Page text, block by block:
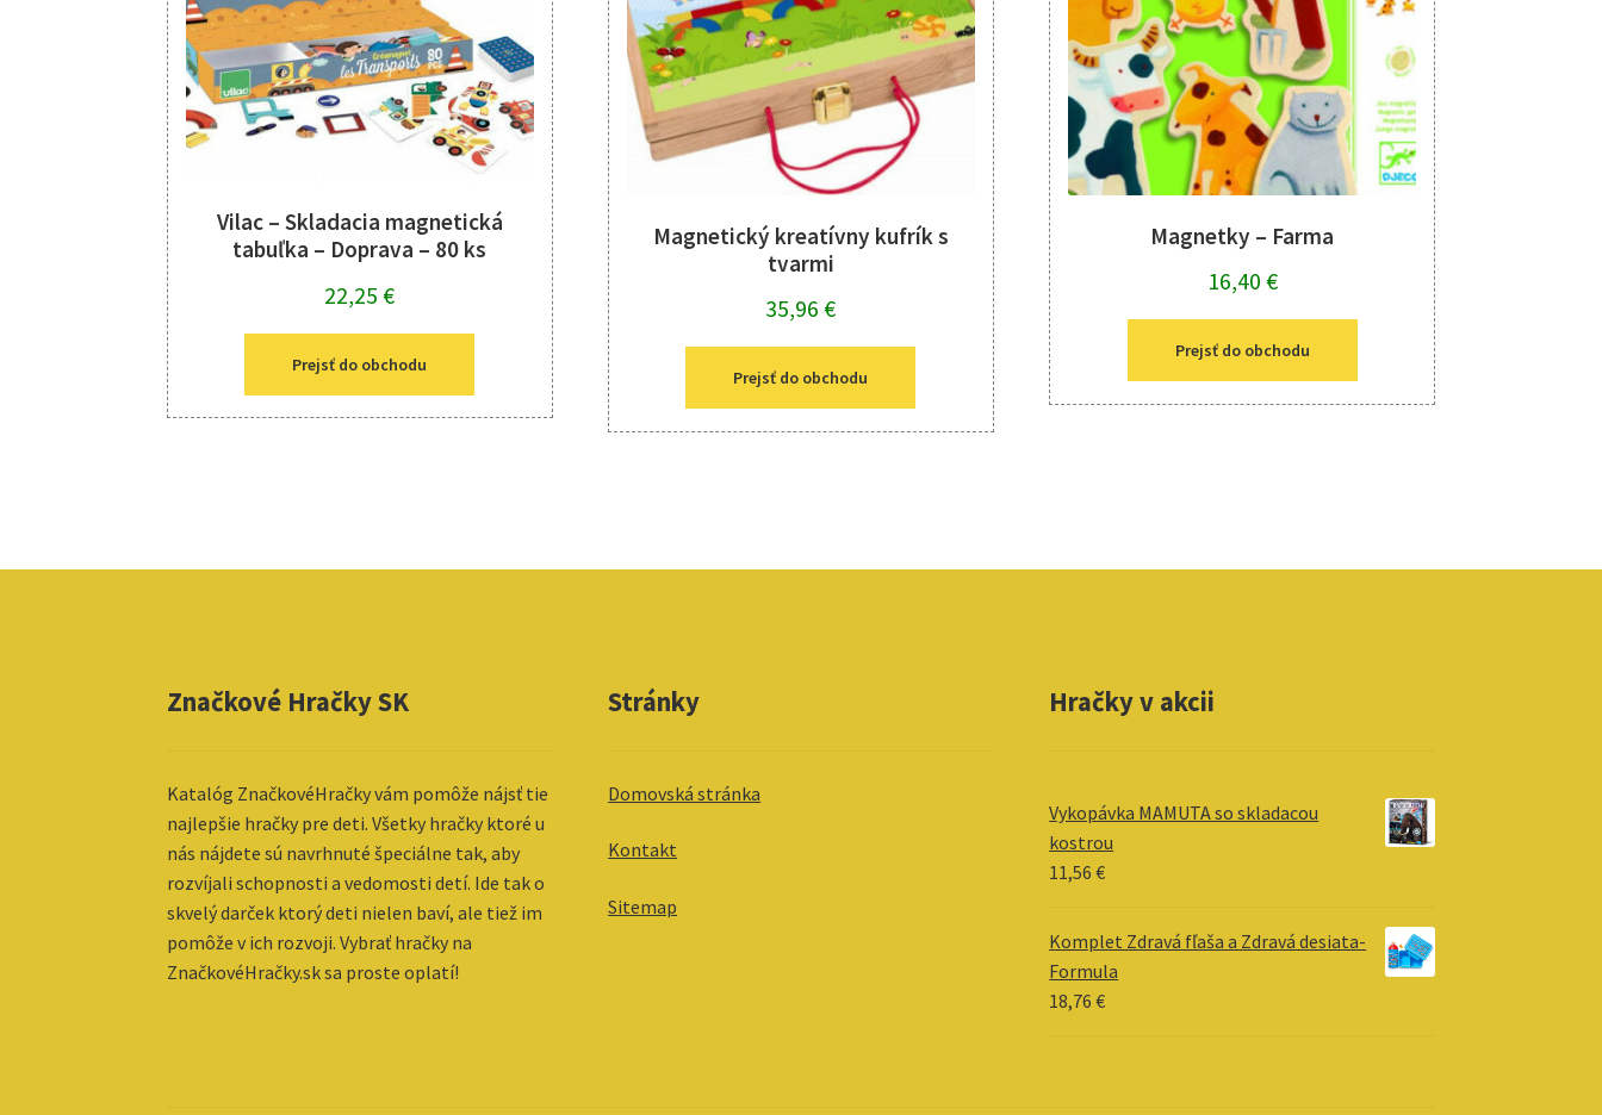
Vilac – Skladacia magnetická
tabuľka – Doprava – 80 ks
22,25€
Prejsť do obchodu
Magnetický kreatívny kufrík s
tvarmi
35,96€
Prejsť do obchodu
Magnetky – Farma
16,40 €
Prejsť do obchodu
Značkové Hračky SK
Katalóg ZnačkovéHračky vám pomôže nájsť tie
najlepšie hračky pre deti. Všetky hračky ktoré u
nás nájdete sú navrhnuté špeciálne tak, aby
rozvíjali schopnosti a vedomosti detí. Ide tak o
skvelý darček ktorý deti nielen baví, ale tiež im
pomôže v ich rozvoji. Vybrať hračky na
ZnačkovéHračky.sk sa proste oplatí!
Stránky
Domovská stránka
Kontakt
Sitemap
Hračky v akcii
Vykopávka MAMUTA so skladacou
kostrou
11,56€
Komplet Zdravá fľaša a Zdravá desiata-
Formula
18,76€